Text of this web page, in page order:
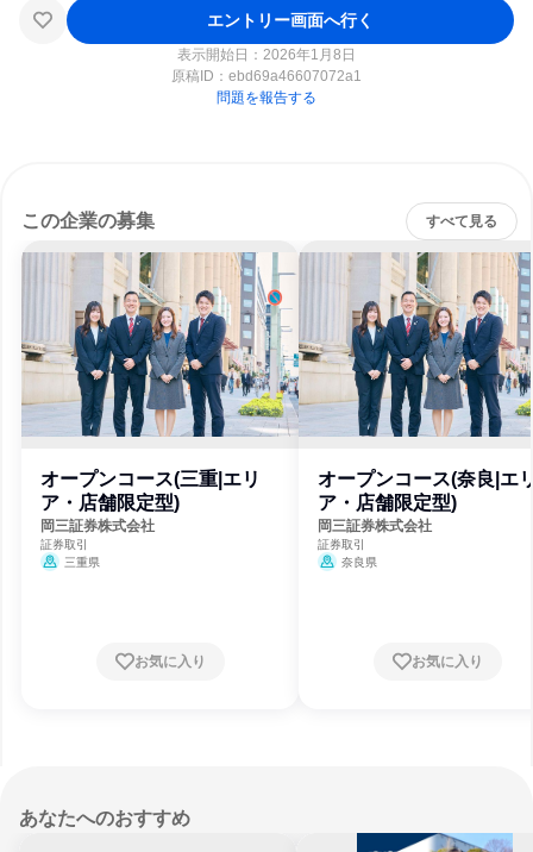
エントリー画面へ行く
表示開始日：2026年1月8日
原稿ID： ebd69a46607072a1
問題を報告する
この企業の募集 すべて見る
オープンコース(三重|エリ
ア・店舗限定型)
岡三証券株式会社
証券取引
三重県
お気に入り
オープンコース(奈良|エ
ア・店舗限定型)
岡三証券株式会社
証券取引
奈良県
お気に入り
あなたへのおすすめ